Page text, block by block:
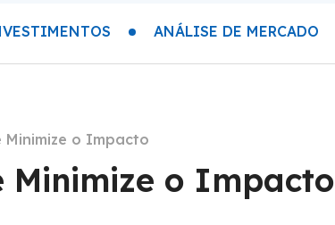
ANÁLISE DE MERCADO
Minimize o Impacto
Minimize o Impacto